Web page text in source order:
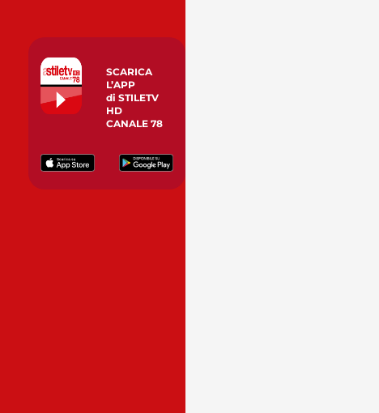
SCARICA
L’APP
di STILETV
HD
CANALE 78